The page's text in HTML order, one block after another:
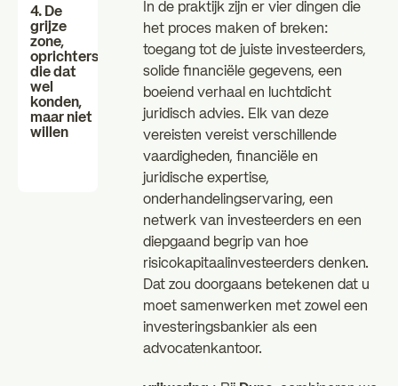
4. De
grijze
zone,
oprichters
die dat
wel
konden,
maar niet
willen
In de praktijk zijn er vier dingen die
het proces maken of breken:
toegang tot de juiste investeerders,
solide financiële gegevens, een
boeiend verhaal en luchtdicht
juridisch advies. Elk van deze
vereisten vereist verschillende
vaardigheden, financiële en
juridische expertise,
onderhandelingservaring, een
netwerk van investeerders en een
diepgaand begrip van hoe
risicokapitaalinvesteerders denken.
Dat zou doorgaans betekenen dat u
moet samenwerken met zowel een
investeringsbankier als een
advocatenkantoor.